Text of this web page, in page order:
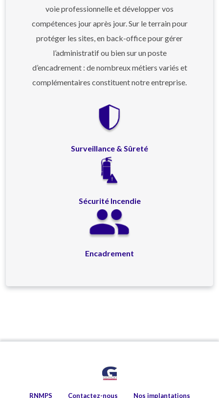
voie professionnelle et développer vos
compétences jour après jour. Sur le terrain pour
protéger les sites, en back-office pour gérer
l’administratif ou bien sur un poste
d’encadrement : de nombreux métiers variés et
complémentaires constituent notre entreprise.
Surveillance & Sûreté
Sécurité Incendie
Encadrement
RNMPS Contactez-nous Nos implantations